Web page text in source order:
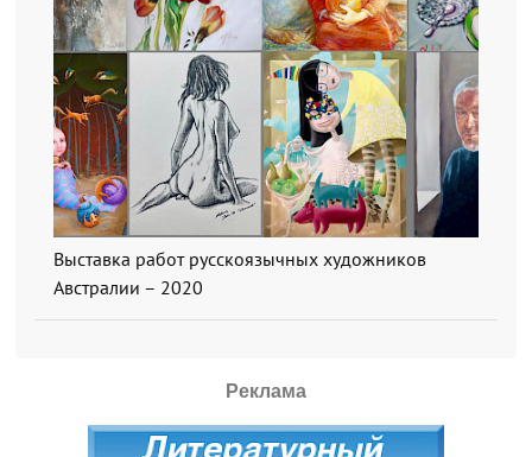
Выставка работ русскоязычных художников
Австралии – 2020
Реклама